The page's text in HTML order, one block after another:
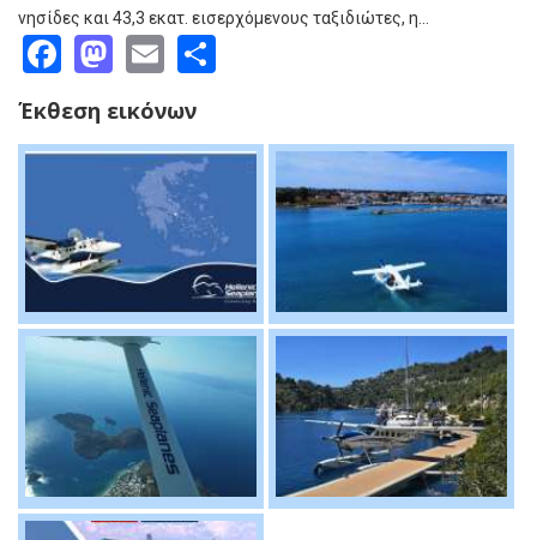
νησίδες και 43,3 εκατ. εισερχόμενους ταξιδιώτες, η…
Facebook
Mastodon
Email
Έκθεση εικόνων